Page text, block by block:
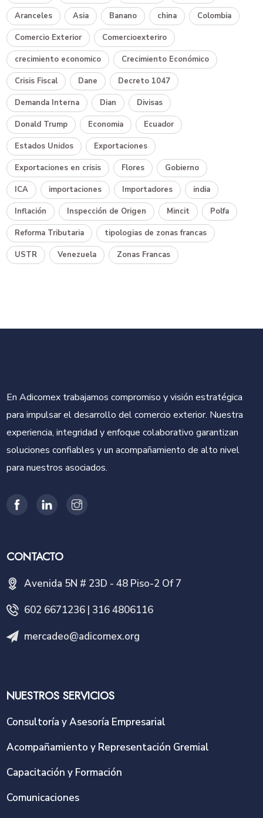
Aranceles Asia Banano china Colombia
Comercio Exterior Comercioexteriro
crecimiento economico Crecimiento Económico
Crisis Fiscal Dane Decreto 1047
Demanda Interna Dian Divisas
Donald Trump Economia Ecuador
Estados Unidos Exportaciones
Exportaciones en crisis Flores Gobierno
ICA importaciones Importadores india
Inflación Inspección de Origen Mincit Polfa
Reforma Tributaria tipologias de zonas francas
USTR Venezuela Zonas Francas
En Adicomex trabajamos compromiso y visión estratégica
para impulsar el desarrollo del comercio exterior. Nuestra
experiencia, integridad y enfoque colaborativo garantizan
soluciones confiables y un acompañamiento de alto nivel
para nuestros asociados.
CONTACTO
Avenida 5N # 23D - 48 Piso-2 Of 7
602 6671236 | 316 4806116
mercadeo@adicomex.org
NUESTROS SERVICIOS
Consultoría y Asesoría Empresarial
Acompañamiento y Representación Gremial
Capacitación y Formación
Comunicaciones